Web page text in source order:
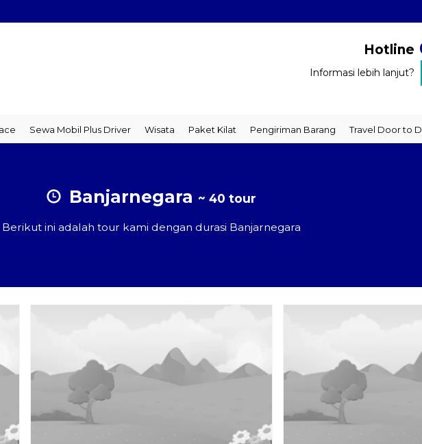
Hotline
Informasi lebih lanjut?
Sewa Mobil Plus Driver Wisata Paket Kilat Pengiriman Barang Travel Door to Door
Banjarnegara ~ 40 tour
Berikut ini adalah tour kami dengan durasi Banjarnegara